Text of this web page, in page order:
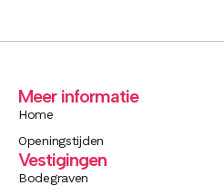
Meer informatie
Home
Openingstijden
Vestigingen
Bodegraven